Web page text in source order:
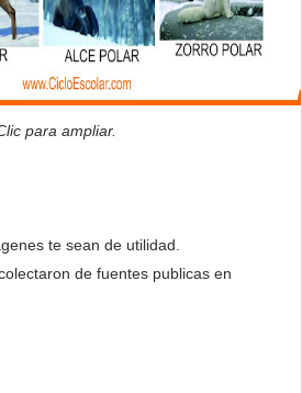
para ampliar.
te sean de utilidad.
de fuentes publicas en